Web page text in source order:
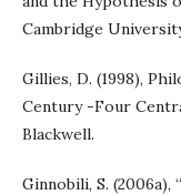
Cambridge
Gillies, D. (1998),
Century -Four
Blackwell.
Ginnobili, S.